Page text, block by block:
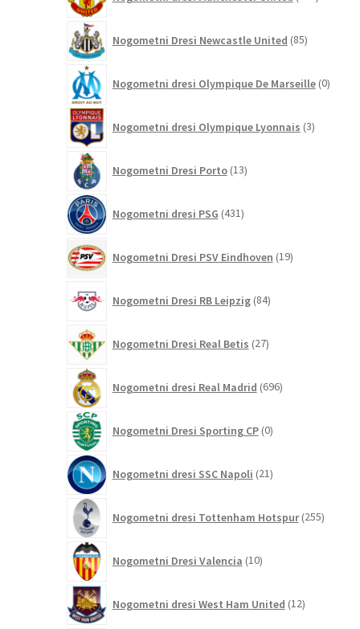
izdelkov
Nogometni Dresi Newcastle United 85izdelkov
Nogometni dresi Olympique De Marseille 0
Nogometni dresi Olympique Lyonnais 3izdelki
Nogometni Dresi Porto 13izdelkov
Nogometni dresi PSG 431izdelkov
Nogometni Dresi PSV Eindhoven 19izdelkov
Nogometni Dresi RB Leipzig 84izdelkov
Nogometni Dresi Real Betis 27izdelkov
Nogometni dresi Real Madrid 696izdelkov
Nogometni Dresi Sporting CP 0izdelkov
Nogometni dresi SSC Napoli 21izdelkov
Nogometni dresi Tottenham Hotspur 255
Nogometni Dresi Valencia 10izdelkov
Nogometni dresi West Ham United 12izdelkov